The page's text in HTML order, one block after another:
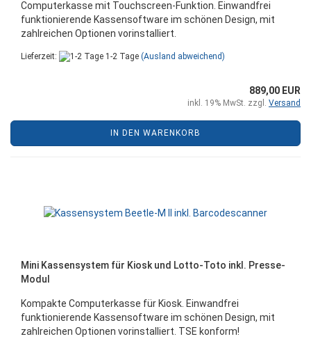
Computerkasse mit Touchscreen-Funktion. Einwandfrei
funktionierende Kassensoftware im schönen Design, mit
zahlreichen Optionen vorinstalliert.
Lieferzeit: 1-2 Tage (Ausland abweichend)
889,00 EUR
inkl. 19% MwSt. zzgl. Versand
IN DEN WARENKORB
Mini Kassensystem für Kiosk und Lotto-Toto inkl. Presse-
Modul
Kompakte Computerkasse für Kiosk. Einwandfrei
funktionierende Kassensoftware im schönen Design, mit
zahlreichen Optionen vorinstalliert. TSE konform!